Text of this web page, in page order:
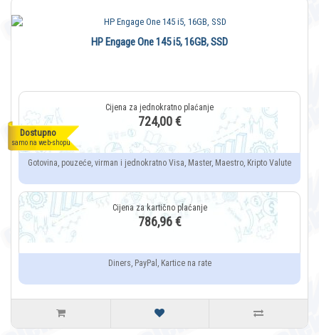
Dostupno
samo na web-shopu
HP Engage One 145 i5, 16GB, SSD
724,00 €
Gotovina, pouzeće, virman i jednokratno Visa, Master, Maestro, Kripto Valute
786,96 €
Diners, PayPal, Kartice na rate